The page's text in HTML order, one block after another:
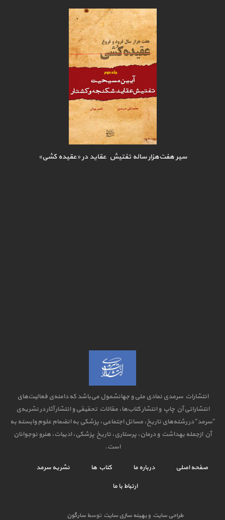
سیر هفت‌هزار ساله تفتیش عقاید در «عقیده کشی»
انتشارات سرمدی نمادی ملی و جهانشمول می‌باشد که دامنه‌ی فعالیت‌های
انتشاراتی آن چاپ و انتشار کتاب‌ها، مقالات تحقیقی و انتشار آثار در نشریه‌ی
"سرمد" در رشته‌های تاریخ، مسائل اجتماعی، پزشکی به انضمام علوم وابسته به
آن ازجمله بهداشت و درمان، پرستاری، تاریخ پزشکی، ادبیات، هنرو نوجوانان
است.
صفحه اصلی درباره ما کتاب ها
نشریه سرمد
ارتباط با ما
طراحی سایت وبهینه سازی سایت توسط سارگون